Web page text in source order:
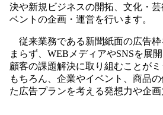
決や新規ビジネスの開拓、文化・
ベントの企画・運営を行います。
従来業務である新聞紙面の広告
まらず、WEBメディアやSNSを展
顧客の課題解決に取り組むことが
もちろん、企業やイベント、商品
た広告プランを考える発想力や企画